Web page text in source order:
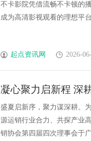
不卡影院凭借流畅不卡顿的
成为高清影视观看的理想平
起点资讯网 2026-
凝心聚力启新程 深
第四届四次理事会
盛夏启新序，聚力谋深耕。
源运销行业合力、共探产业
销协会第四届四次理事会于